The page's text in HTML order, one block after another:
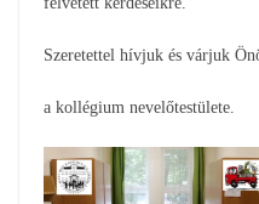
Szeretettel hívjuk és várjuk
a kollégium nevelőtestülete.